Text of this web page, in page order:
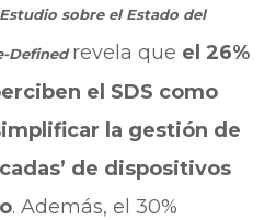
Estudio sobre el Estado del
Definedrevela que el 26%
el SDS como
la gestión de
de dispositivos
. Además, el 30%